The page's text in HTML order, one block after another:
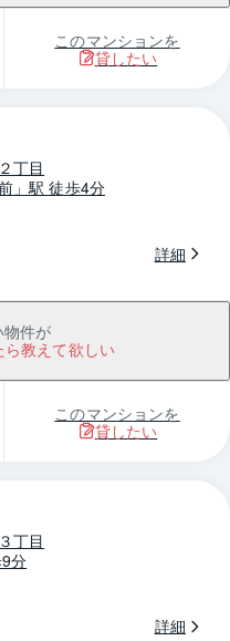
このマンションを
貸したい
丁目
」駅 徒歩4分
詳細
物件が
ら教えて欲しい
このマンションを
貸したい
丁目
分
詳細